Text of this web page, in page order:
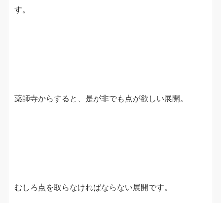
す。
薬師寺からすると、是が非でも点が欲しい展開。
むしろ点を取らなければならない展開です。